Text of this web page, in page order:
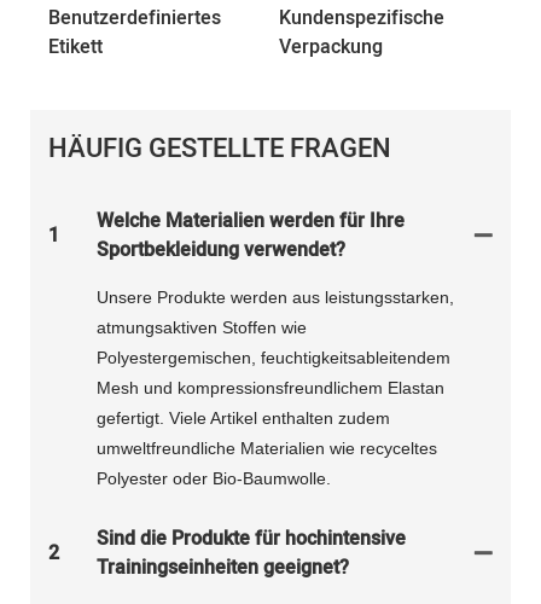
Benutzerdefiniertes
Etikett
Kundenspezifische
Verpackung
HÄUFIG GESTELLTE FRAGEN
1
Welche Materialien werden für Ihre
Sportbekleidung verwendet?
Unsere Produkte werden aus leistungsstarken,
atmungsaktiven Stoffen wie
Polyestergemischen, feuchtigkeitsableitendem
Mesh und kompressionsfreundlichem Elastan
gefertigt. Viele Artikel enthalten zudem
umweltfreundliche Materialien wie recyceltes
Polyester oder Bio-Baumwolle.
2
Sind die Produkte für hochintensive
Trainingseinheiten geeignet?